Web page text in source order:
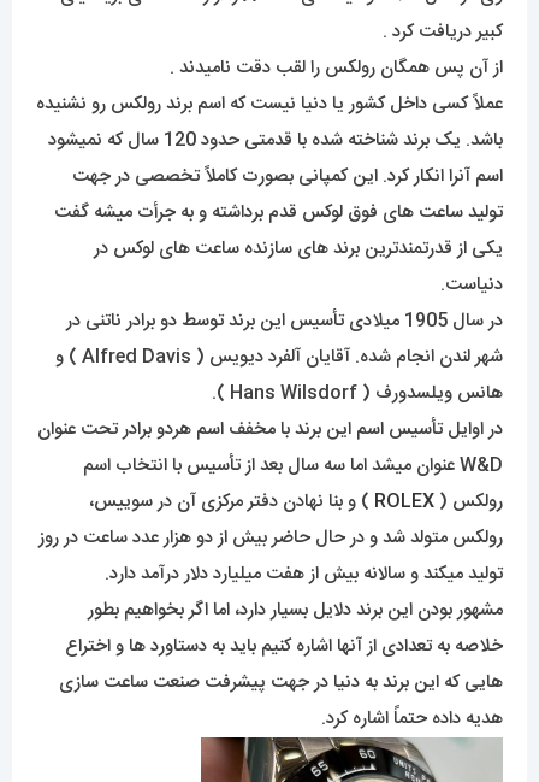
کبیر دریافت کرد .
از آن پس همگان رولکس را لقب دقت نامیدند .
عملاً کسی داخل کشور یا دنیا نیست که اسم برند رولکس رو نشنیده
باشد. یک برند شناخته شده با قدمتی حدود 120 سال که نمیشود
اسم آنرا انکار کرد. این کمپانی بصورت کاملاً تخصصی در جهت
تولید ساعت های فوق لوکس قدم برداشته و به جرأت میشه گفت
یکی از قدرتمندترین برند های سازنده ساعت های لوکس در
دنیاست.
در سال 1905 میلادی تأسیس این برند توسط دو برادر ناتنی در
شهر لندن انجام شده. آقایان آلفرد دیویس ( Alfred Davis ) و
هانس ویلسدورف ( Hans Wilsdorf ).
در اوایل تأسیس اسم این برند با مخفف اسم هردو برادر تحت عنوان
W&D عنوان میشد اما سه سال بعد از تأسیس با انتخاب اسم
رولکس ( ROLEX ) و بنا نهادن دفتر مرکزی آن در سوییس،
رولکس متولد شد و در حال حاضر بیش از دو هزار عدد ساعت در روز
تولید میکند و سالانه بیش از هفت میلیارد دلار درآمد دارد.
مشهور بودن این برند دلایل بسیار دارد، اما اگر بخواهیم بطور
خلاصه به تعدادی از آنها اشاره کنیم باید به دستاورد ها و اختراع
هایی که این برند به دنیا در جهت پیشرفت صنعت ساعت سازی
هدیه داده حتماً اشاره کرد.